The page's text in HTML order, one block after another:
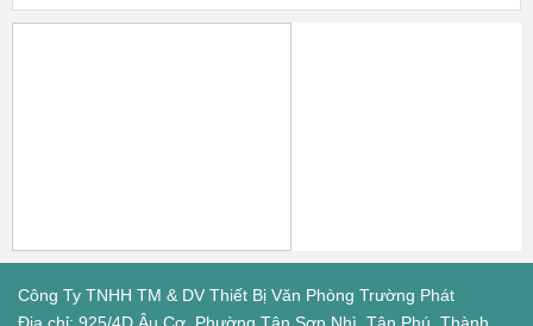
Công Ty TNHH TM & DV Thiết Bị Văn Phòng Trường Phát